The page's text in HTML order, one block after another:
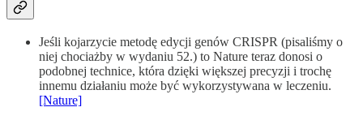
Jeśli kojarzycie metodę edycji genów CRISPR (pisaliśmy o
niej chociażby w wydaniu 52.) to Nature teraz donosi o
podobnej technice, która dzięki większej precyzji i trochę
innemu działaniu może być wykorzystywana w leczeniu.
[Nature]